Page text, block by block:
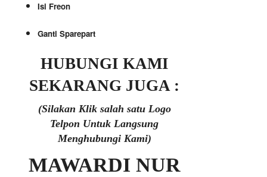
Isi Freon
Ganti Sparepart
HUBUNGI KAMI
SEKARANG JUGA :
(Silakan Klik salah satu Logo
Telpon Untuk Langsung
Menghubungi Kami)
MAWARDI NUR